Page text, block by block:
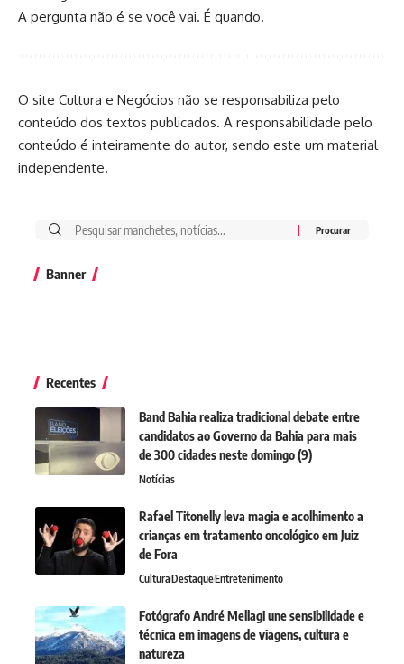
A pergunta não é se você vai. É quando.
O site Cultura e Negócios não se responsabiliza pelo
conteúdo dos textos publicados. A responsabilidade pelo
conteúdo é inteiramente do autor, sendo este um material
independente.
Banner
Recentes
Band Bahia realiza tradicional debate entre
candidatos ao Governo da Bahia para mais
de 300 cidades neste domingo (9)
Notícias
Rafael Titonelly leva magia e acolhimento a
crianças em tratamento oncológico em Juiz
de Fora
CulturaDestaqueEntretenimento
Fotógrafo André Mellagi une sensibilidade e
técnica em imagens de viagens, cultura e
natureza